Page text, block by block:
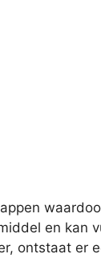
en kan
ontstaat er